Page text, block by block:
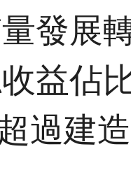
發展
益佔
過建